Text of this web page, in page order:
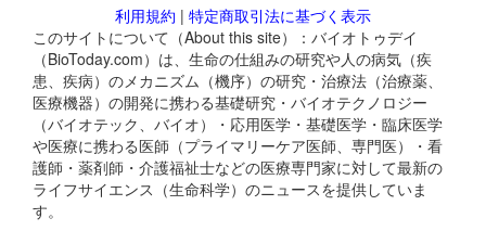
利用規約 | 特定商取引法に基づく表示
このサイトについて（About this site）：バイオトゥデイ
（BioToday.com）は、生命の仕組みの研究や人の病気（疾
患、疾病）のメカニズム（機序）の研究・治療法（治療薬、
医療機器）の開発に携わる基礎研究・バイオテクノロジー
（バイオテック、バイオ）・応用医学・基礎医学・臨床医学
や医療に携わる医師（プライマリーケア医師、専門医）・看
護師・薬剤師・介護福祉士などの医療専門家に対して最新の
ライフサイエンス（生命科学）のニュースを提供していま
す。